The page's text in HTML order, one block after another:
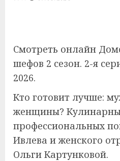
Смотреть онлайн
шефов 2 сезон. 2-я
2026.
Кто готовит лучше:
женщины?
профессиональных
Ивлева и женского
Ольги Картунковой.